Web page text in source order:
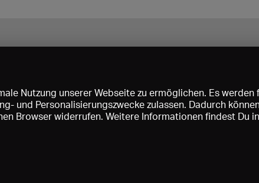
Nutzung unserer Webseite zu ermöglichen. Es
und Personalisierungszwecke zulassen. Dadurch
Browser widerrufen. Weitere Informationen findest Du